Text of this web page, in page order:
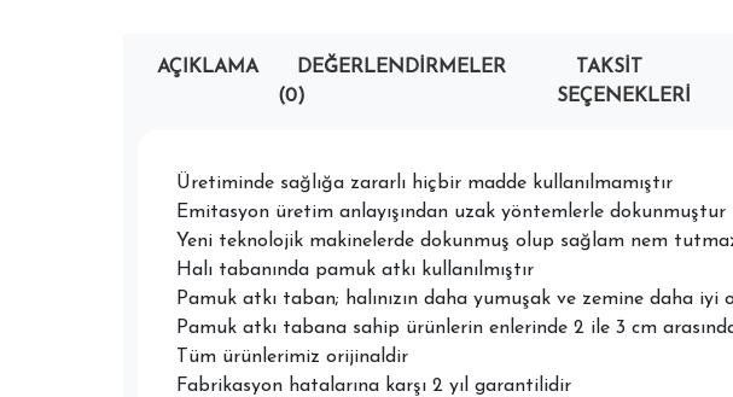
AÇIKLAMA
DEĞERLENDIRMELER
(0)
TAKSIT
SEÇENEKLERI
Üretiminde sağlığa zararlı hiçbir madde kullanılmamıştır
Emitasyon üretim anlayışından uzak yöntemlerle dokunmuştur
Yeni teknolojik makinelerde dokunmuş olup sağlam nem
Halı tabanında pamuk atkı kullanılmıştır
Pamuk atkı taban; halınızın daha yumuşak ve zemine daha iyi
Pamuk atkı tabana sahip ürünlerin enlerinde 2 ile 3 cm
Tüm ürünlerimiz orijinaldir
Fabrikasyon hatalarına karşı 2 yıl garantilidir